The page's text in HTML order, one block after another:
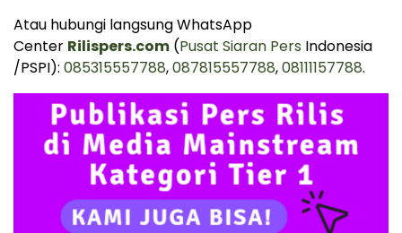
Atau hubungi langsung WhatsApp
Center Rilispers.com (Pusat Siaran Pers Indonesia
/PSPI): 085315557788,087815557788,08111157788.